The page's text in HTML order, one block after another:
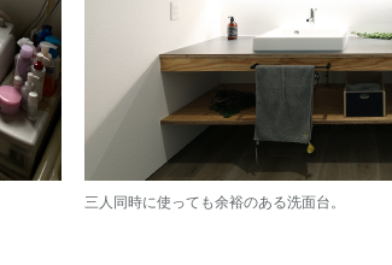
三人同時に使っても余裕のある洗面台。